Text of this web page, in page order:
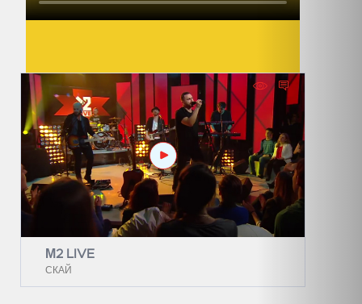
М2 LIVE
СКАЙ